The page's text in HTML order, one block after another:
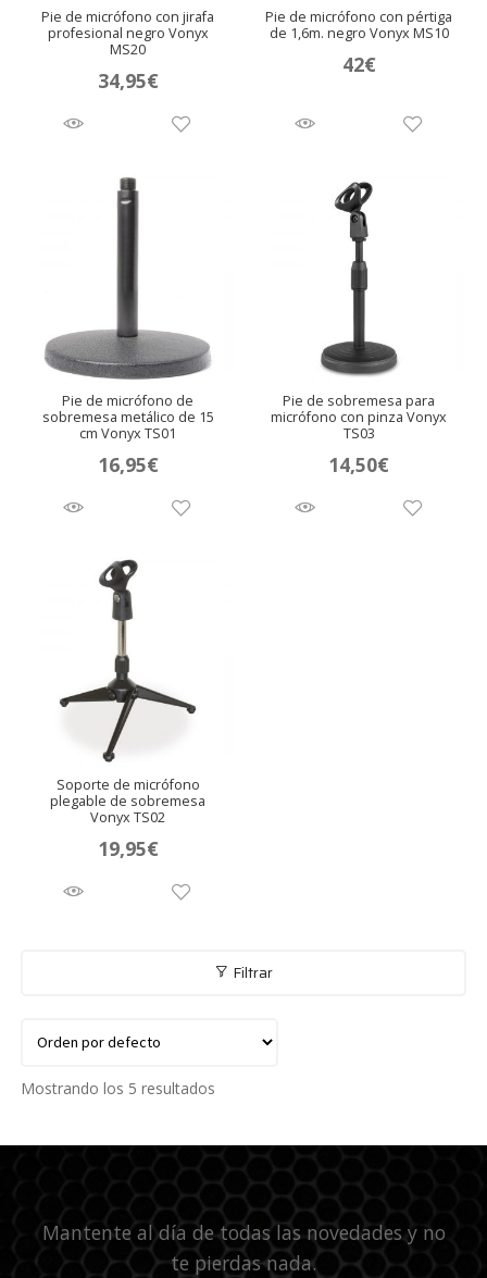
Pie de micrófono con jirafa
profesional negro Vonyx
MS20
34,95€
Pie de micrófono con pértiga
de 1,6m. negro Vonyx MS10
42€
Pie de micrófono de
sobremesa metálico de 15
cm Vonyx TS01
16,95€
Pie de sobremesa para
micrófono con pinza Vonyx
TS03
14,50€
Soporte de micrófono
plegable de sobremesa
Vonyx TS02
19,95€
Filtrar
Mostrando los 5 resultados
Mantente al día de todas las novedades y no
te pierdas nada.